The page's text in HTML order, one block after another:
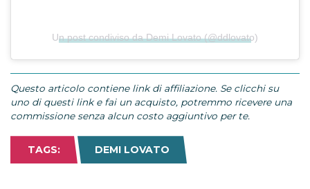
Un post condiviso da Demi Lovato (@ddlovato)
Questo articolo contiene link di affiliazione. Se clicchi su
uno di questi link e fai un acquisto, potremmo ricevere una
commissione senza alcun costo aggiuntivo per te.
TAGS: DEMI LOVATO